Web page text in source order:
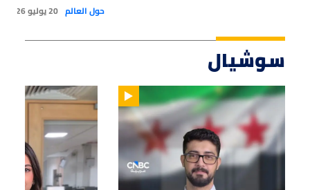
حول العالم 20 يوليو 2026
سوشيال